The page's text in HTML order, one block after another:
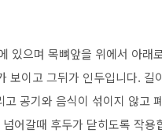
있으며 목뼈앞을 위에서 아
보이고 그뒤가 인두입니다.
고 공기와 음식이 섞이지 않고
어갈때 후두가 닫히도록 작용